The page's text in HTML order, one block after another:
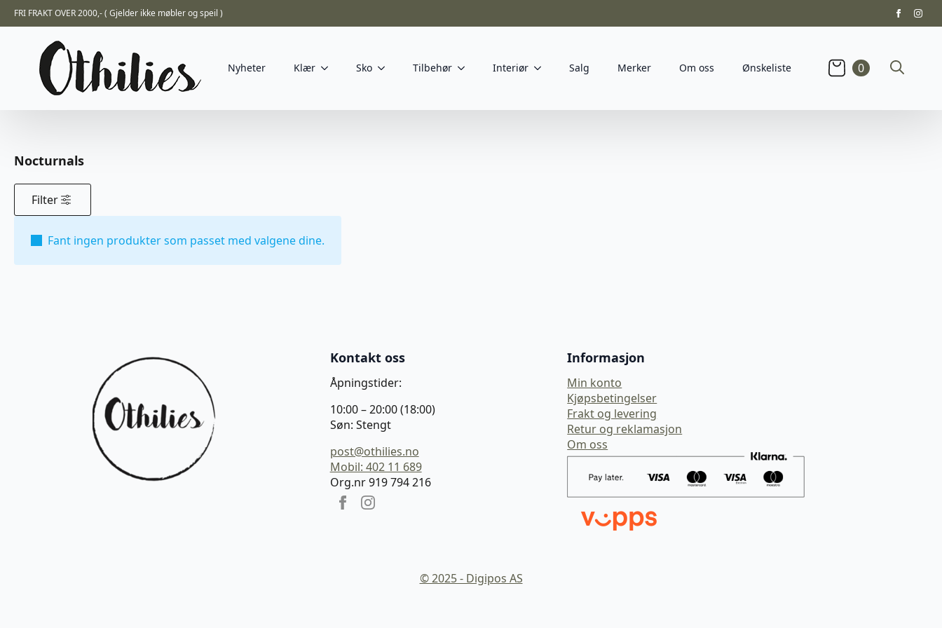
FRI FRAKT OVER 2000,- ( Gjelder ikke møbler og speil )
Nyheter Klær Sko Tilbehør Interiør Salg Merker Om oss Ønskeliste
0
for:
Nocturnals
Filter
Fant ingen produkter som passet med valgene dine.
Kontakt oss
Åpningstider:
10:00 – 20:00 (18:00)
Søn: Stengt
post@othilies.no
Mobil: 402 11 689
Org.nr 919 794 216
Informasjon
Min konto
Kjøpsbetingelser
Frakt og levering
Retur og reklamasjon
Om oss
© 2025 - Digipos AS